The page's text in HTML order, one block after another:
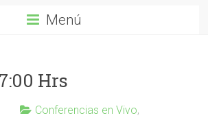
Menú
Hrs
Conferencias en Vivo,